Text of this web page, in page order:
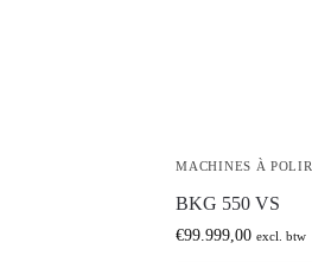
MACHINES À POLIR
BKG 550 VS
€99.999,00 excl. btw